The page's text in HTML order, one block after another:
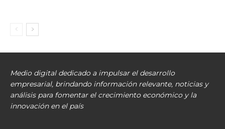
Medio digital dedicado a impulsar el desarrollo
empresarial, brindando información relevante, noticias y
análisis para fomentar el crecimiento económico y la
innovación en el país